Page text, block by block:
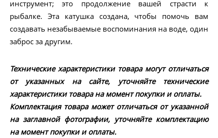
инструмент; это продолжение вашей страсти к
рыбалке. Эта катушка создана, чтобы помочь вам
создавать незабываемые воспоминания на воде, один
заброс за другим.
Технические характеристики товара могут отличаться
от указанных на сайте, уточняйте технические
характеристики товара на момент покупки и оплаты.
Комплектация товара может отличаться от указанной
на заглавной фотографии, уточняйте комплектацию
на момент покупки и оплаты.